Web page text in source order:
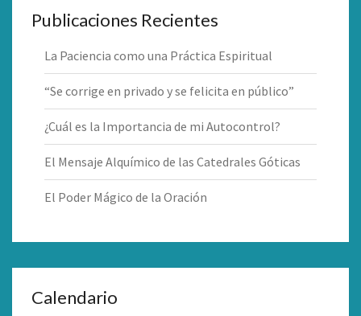
Publicaciones Recientes
La Paciencia como una Práctica Espiritual
“Se corrige en privado y se felicita en público”
¿Cuál es la Importancia de mi Autocontrol?
El Mensaje Alquímico de las Catedrales Góticas
El Poder Mágico de la Oración
Calendario